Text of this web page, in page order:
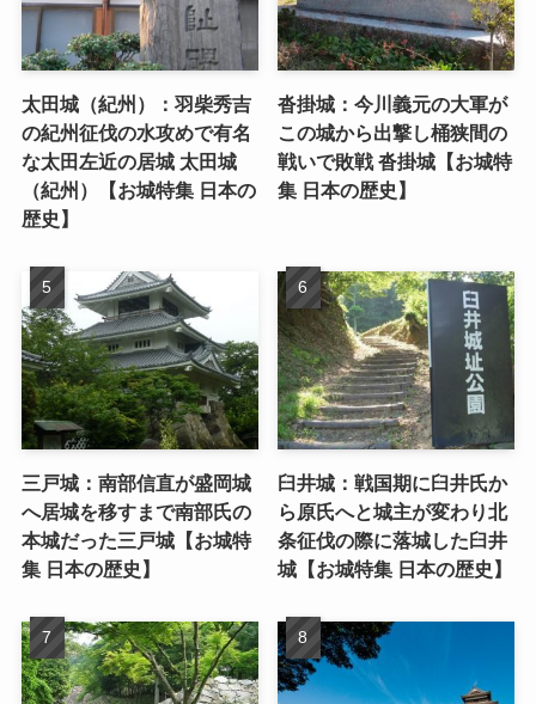
太田城（紀州）：羽柴秀吉
の紀州征伐の水攻めで有名
な太田左近の居城 太田城
（紀州）【お城特集 日本の
歴史】
沓掛城：今川義元の大軍が
この城から出撃し桶狭間の
戦いで敗戦 沓掛城【お城特
集 日本の歴史】
三戸城：南部信直が盛岡城
へ居城を移すまで南部氏の
本城だった三戸城【お城特
集 日本の歴史】
臼井城：戦国期に臼井氏か
ら原氏へと城主が変わり北
条征伐の際に落城した臼井
城【お城特集 日本の歴史】